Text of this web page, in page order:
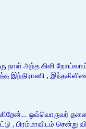
நாள் அந்த கிளி
, இந்தகிளியை
ஒவ்வொருவர்
, பிரம்மாவிடம் சென்று